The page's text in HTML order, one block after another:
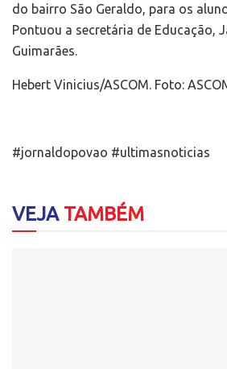
do bairro São Geraldo, para os
Pontuou a secretária de Educação,
Guimarães.
Hebert Vinicius/ASCOM. Foto:
#jornaldopovao #ultimasnoticias
VEJATAMBÉM